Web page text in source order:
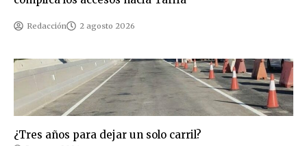
Redacción 2 agosto 2026
¿Tres años para dejar un solo carril?